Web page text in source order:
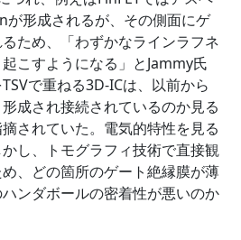
が形成されるが、その側面にゲ
ため、「わずかなラインラフネ
こすようになる」とJammy氏
で重ねる3D-ICは、以前から
成され接続されているのか見る
されていた。電気的特性を見る
し、トモグラフィ技術で直接観
、どの箇所のゲート絶縁膜が薄
ンダボールの密着性が悪いのか